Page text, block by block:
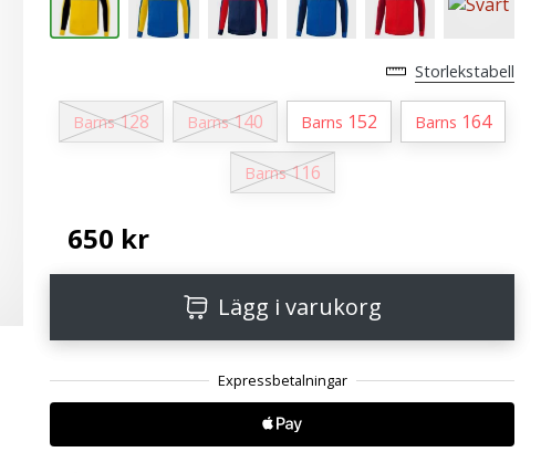
Storlekstabell
Barns 128 Barns 140 Barns 152 Barns 164
Barns 116
650 kr
Lägg i varukorg